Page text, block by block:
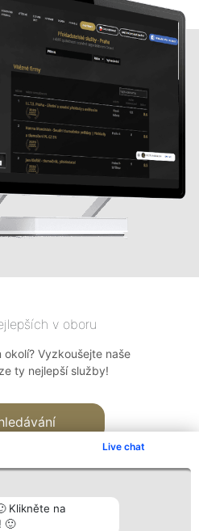
Live chat
Klikněte na
🙂
v oboru
Vyzkoušejte naše
ty nejlepší služby!